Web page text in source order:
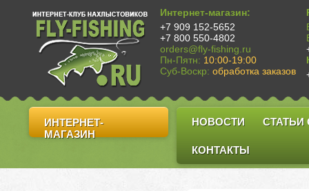
Интернет-магазин:
+7 909 152-5652
+7 800 550-4802
orders@fly-fishing.ru
Пн-Пятн: 10:00-19:00
Суб-Воскр: обработка заказов
ИНТЕРНЕТ-
МАГАЗИН
НОВОСТИ СТАТЬИ
КОНТАКТЫ